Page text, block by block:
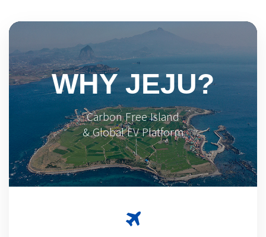
WHY JEJU?
Carbon Free Island
& Global EV Platform